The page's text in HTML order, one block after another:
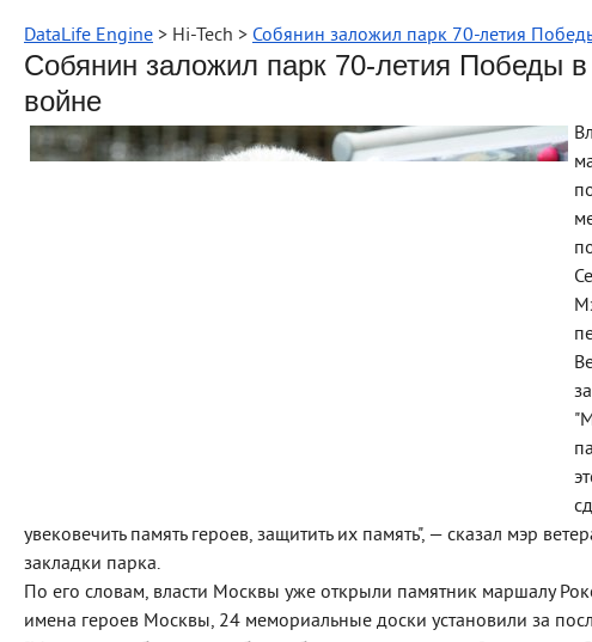
DataLife Engine > Hi-Tech > Собянин заложил парк 70-летия
Собянин заложил парк 70-летия Победы
войне
увековечить память героев, защитить их память", — сказал мэр
закладки парка.
По его словам, власти Москвы уже открыли памятник маршалу
имена героев Москвы, 24 мемориальные доски установили за